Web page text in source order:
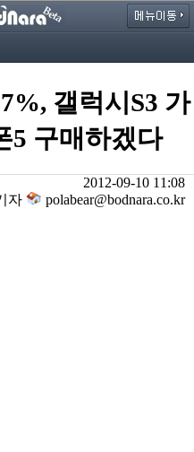
갤럭시S3 가
5 구매하겠다
2012-09-10 11:08
자
polabear@bodnara.co.kr